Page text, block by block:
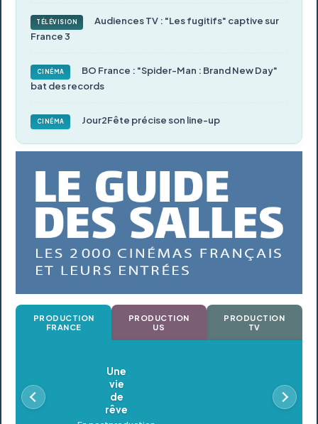
TÉLÉVISION
Audiences TV : "Les fugitifs" captive sur
France 3
CINÉMA
BO France : "Spider-Man : Brand New Day"
bat des records
CINÉMA Jour2Fête précise son line-up
PRODUCTION
FRANCE
PRODUCTION
US
PRODUCTION
TV
Oldeupe
En postproduction